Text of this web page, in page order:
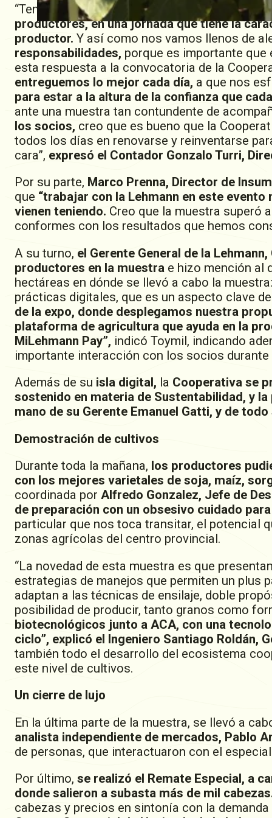
“Tenemos una alegría enorme.
La emoción
productores, en una jornada que tiene la
productor. Y así como nos vamos llenos de
responsabilidades, porque es importante
esta respuesta a la convocatoria de la
entreguemos lo mejor cada día, a que nos
para estar a la altura de la confianza que
ante una muestra tan contundente de
los socios, creo que es bueno que la
todos los días en renovarse y reinventarse
cara”, expresó el Contador Gonzalo Turri,
Por su parte, Marco Prenna, Director de
que “trabajar con la Lehmann en este
vienen teniendo. Creo que la muestra superó
conformes con los resultados que hemos
A su turno, el Gerente General de la
productores en la muestra e hizo mención al
hectáreas en dónde se llevó a cabo la
prácticas digitales, que es un aspecto clave
de la expo, donde desplegamos nuestra
plataforma de agricultura que ayuda en la
MiLehmann Pay”, indicó Toymil, indicando
importante interacción con los socios durante
Además de su isla digital, la Cooperativa se
sostenido en materia de Sustentabilidad, y
mano de su Gerente Emanuel Gatti, y de
Demostración de cultivos
Durante toda la mañana, los productores
con los mejores varietales de soja, maíz,
coordinada por Alfredo Gonzalez, Jefe de
de preparación con un obsesivo cuidado
particular que nos toca transitar, el potencial
zonas agrícolas del centro provincial.
“La novedad de esta muestra es que
estrategias de manejos que permiten un plus
adaptan a las técnicas de ensilaje, doble
posibilidad de producir, tanto granos como
biotecnológicos junto a ACA, con una
ciclo”, explicó el Ingeniero Santiago Roldán,
también todo el desarrollo del ecosistema
este nivel de cultivos.
Un cierre de lujo
En la última parte de la muestra, se llevó a
analista independiente de mercados, Pablo
de personas, que interactuaron con el
Por último, se realizó el Remate Especial, a
donde salieron a subasta más de mil
cabezas y precios en sintonía con la